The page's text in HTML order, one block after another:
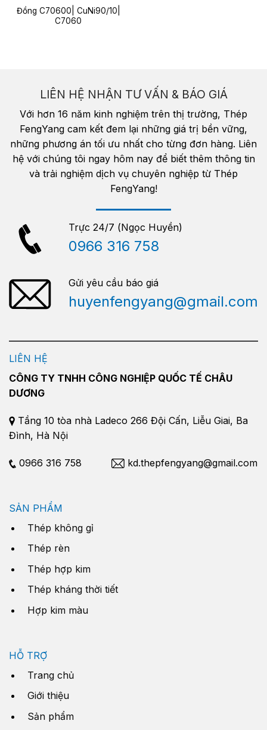
Đồng C70600| CuNi90/10|
C7060
LIÊN HỆ NHẬN TƯ VẤN & BÁO GIÁ
Với hơn 16 năm kinh nghiệm trên thị trường, Thép
FengYang cam kết đem lại những giá trị bền vững,
những phương án tối ưu nhất cho từng đơn hàng. Liên
hệ với chúng tôi ngay hôm nay để biết thêm thông tin
và trải nghiệm dịch vụ chuyên nghiệp từ Thép
FengYang!
Trực 24/7 (Ngọc Huyền)
0966 316 758
Gửi yêu cầu báo giá
huyenfengyang@gmail.com
LIÊN HỆ
CÔNG TY TNHH CÔNG NGHIỆP QUỐC TẾ CHÂU
DƯƠNG
Tầng 10 tòa nhà Ladeco 266 Đội Cấn, Liễu Giai, Ba
Đình, Hà Nội
0966 316 758 kd.thepfengyang@gmail.com
SẢN PHẨM
Thép không gỉ
Thép rèn
Thép hợp kim
Thép kháng thời tiết
Hợp kim màu
HỖ TRỢ
Trang chủ
Giới thiệu
Sản phẩm